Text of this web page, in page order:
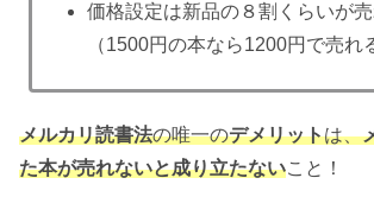
価格設定は新品の８割くらいが
（1500円の本なら1200円で売れ
メルカリ読書法の唯一のデメリットは、
た本が売れないと成り立たないこと！